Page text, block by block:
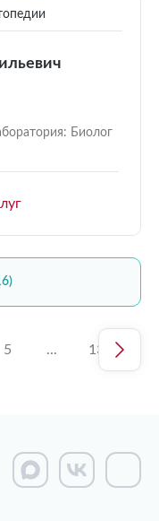
Биолог
5 ... 13